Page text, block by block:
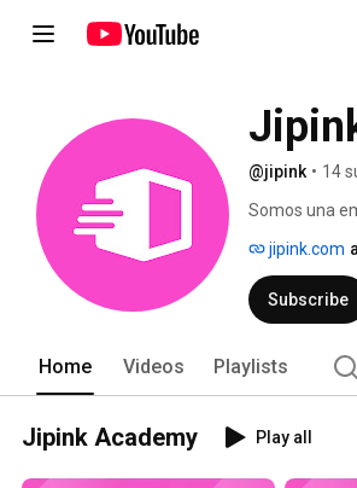
@jipink • 14
Somos una
fue diseñada
para tus
jipink.com
Subscribe
Home Videos Playlists
Jipink Academy Play all